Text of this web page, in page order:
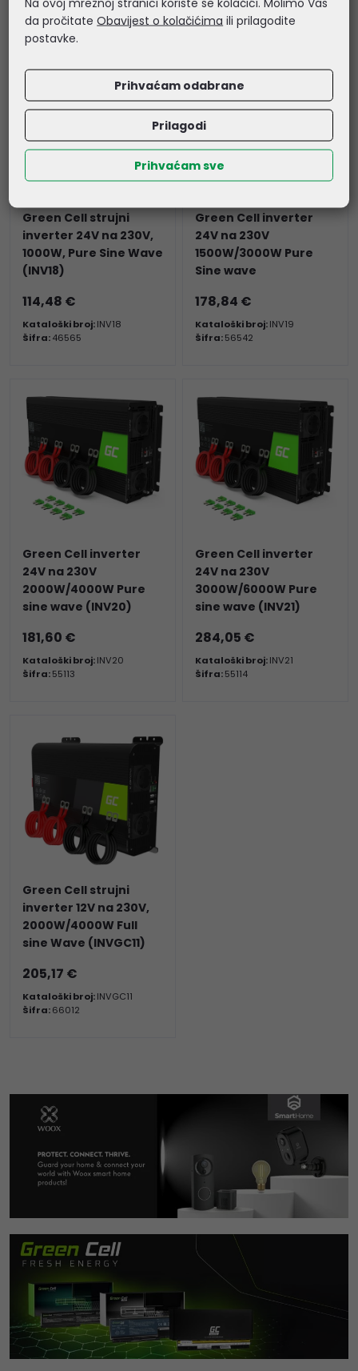
Green Cell strujni
inverter 24V na 230V,
1000W, Pure Sine Wave
(INV18)
114,48 €
Kataloški broj:INV18
Šifra:46565
Green Cell inverter
24V na 230V
1500W/3000W Pure
Sine wave
178,84 €
Kataloški broj:INV19
Šifra:56542
Green Cell inverter
24V na 230V
2000W/4000W Pure
sine wave (INV20)
181,60 €
Kataloški broj:INV20
Šifra:55113
Green Cell inverter
24V na 230V
3000W/6000W Pure
sine wave (INV21)
284,05 €
Kataloški broj:INV21
Šifra:55114
Green Cell strujni
inverter 12V na 230V,
2000W/4000W Full
sine Wave (INVGC11)
205,17 €
Kataloški broj:INVGC11
Šifra:66012
da pročitateObavijest o kolačićima ili prilagodite
postavke.
Prihvaćam odabrane
Prilagodi
Prihvaćam sve